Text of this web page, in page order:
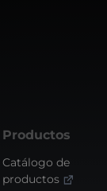
Productos
Catálogo de
productos